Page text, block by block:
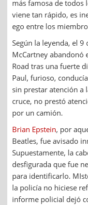
más famosa de todos
viene tan rápido, es
ego entre los
Según la leyenda, el
McCartney abandonó
Road tras una fuerte
Paul, furioso,
sin prestar atención a
cruce, no prestó
por un camión.
Brian Epstein, por
Beatles, fue avisado
Supuestamente, la
desfigurada que fue
para identificarlo.
la policía no hiciese
informe policial dejó